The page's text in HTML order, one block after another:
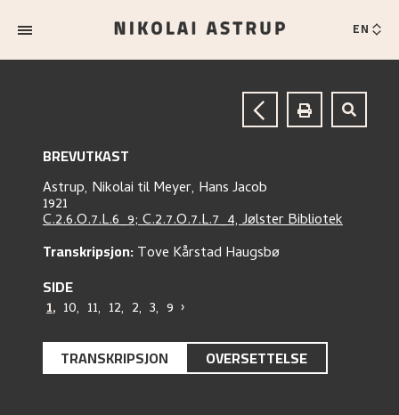
EN
BREVUTKAST
Astrup, Nikolai tilMeyer, Hans Jacob
1921
C.2.6.O.7.L.6_9; C.2.7.O.7.L.7_4, Jølster Bibliotek
Transkripsjon:Tove Kårstad Haugsbø
SIDE
1, 10, 11, 12, 2, 3, 9 ›
TRANSKRIPSJON OVERSETTELSE